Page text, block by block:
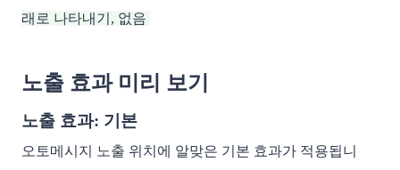
래로 나타내기, 없음
노출 효과 미리 보기
노출 효과: 기본
오토메시지 노출 위치에 알맞은 기본 효과가 적용됩니